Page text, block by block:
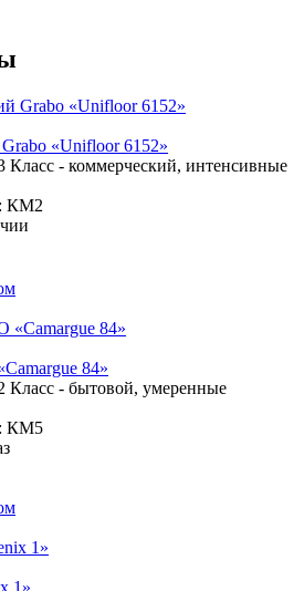
«Unifloor 6152»
Класс - коммерческий, интенсивные
КМ2
84»
Класс - бытовой, умеренные
КМ5
1»